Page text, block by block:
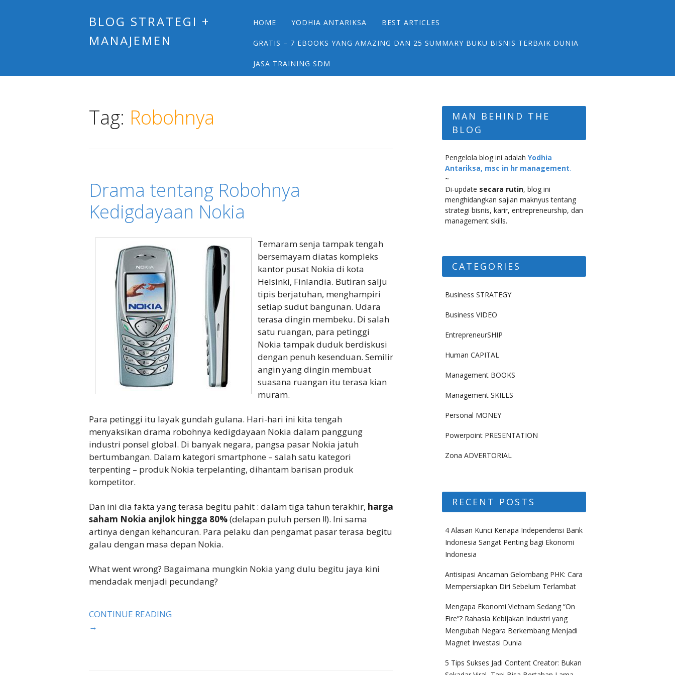
BLOG STRATEGI +
MANAJEMEN
Main menu
Skip
content
HOME YODHIA ANTARIKSA BEST ARTICLES
GRATIS – 7 EBOOKS YANG AMAZING DAN 25 SUMMARY BUKU BISNIS TERBAIK DUNIA
JASA TRAINING SDM
Tag: Robohnya
Drama tentang Robohnya
Kedigdayaan Nokia
Temaram senja tampak tengah
bersemayam diatas kompleks
kantor pusat Nokia di kota
Helsinki, Finlandia. Butiran salju
tipis berjatuhan, menghampiri
setiap sudut bangunan. Udara
terasa dingin membeku. Di salah
satu ruangan, para petinggi
Nokia tampak duduk berdiskusi
dengan penuh kesenduan. Semilir
angin yang dingin membuat
suasana ruangan itu terasa kian
muram.
Para petinggi itu layak gundah gulana. Hari-hari ini kita tengah
menyaksikan drama robohnya kedigdayaan Nokia dalam panggung
industri ponsel global. Di banyak negara, pangsa pasar Nokia jatuh
bertumbangan. Dalam kategori smartphone – salah satu kategori
terpenting – produk Nokia terpelanting, dihantam barisan produk
kompetitor.
Dan ini dia fakta yang terasa begitu pahit : dalam tiga tahun terakhir, harga
saham Nokia anjlok hingga 80%(delapan puluh persen !!). Ini sama
artinya dengan kehancuran. Para pelaku dan pengamat pasar terasa begitu
galau dengan masa depan Nokia.
What went wrong? Bagaimana mungkin Nokia yang dulu begitu jaya kini
mendadak menjadi pecundang?
CONTINUE READING
→
MAN BEHIND THE
BLOG
Pengelola blog ini adalah Yodhia
Antariksa, msc in hr management.
~
Di-update secara rutin, blog ini
menghidangkan sajian maknyus tentang
strategi bisnis, karir, entrepreneurship, dan
management skills.
CATEGORIES
Business STRATEGY
Business VIDEO
EntrepreneurSHIP
Human CAPITAL
Management BOOKS
Management SKILLS
Personal MONEY
Powerpoint PRESENTATION
Zona ADVERTORIAL
RECENT POSTS
4 Alasan Kunci Kenapa Independensi Bank
Indonesia Sangat Penting bagi Ekonomi
Indonesia
Antisipasi Ancaman Gelombang PHK: Cara
Mempersiapkan Diri Sebelum Terlambat
Mengapa Ekonomi Vietnam Sedang “On
Fire”? Rahasia Kebijakan Industri yang
Mengubah Negara Berkembang Menjadi
Magnet Investasi Dunia
5 Tips Sukses Jadi Content Creator: Bukan